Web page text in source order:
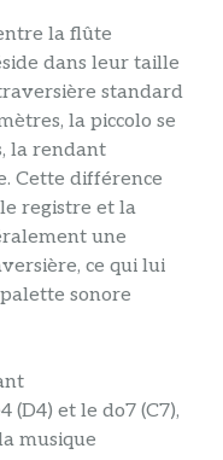
la flûte
dans leur taille
standard
la piccolo se
la rendant
Cette différence
registre et la
une
ce qui lui
sonore
et le do7 (C7),
musique